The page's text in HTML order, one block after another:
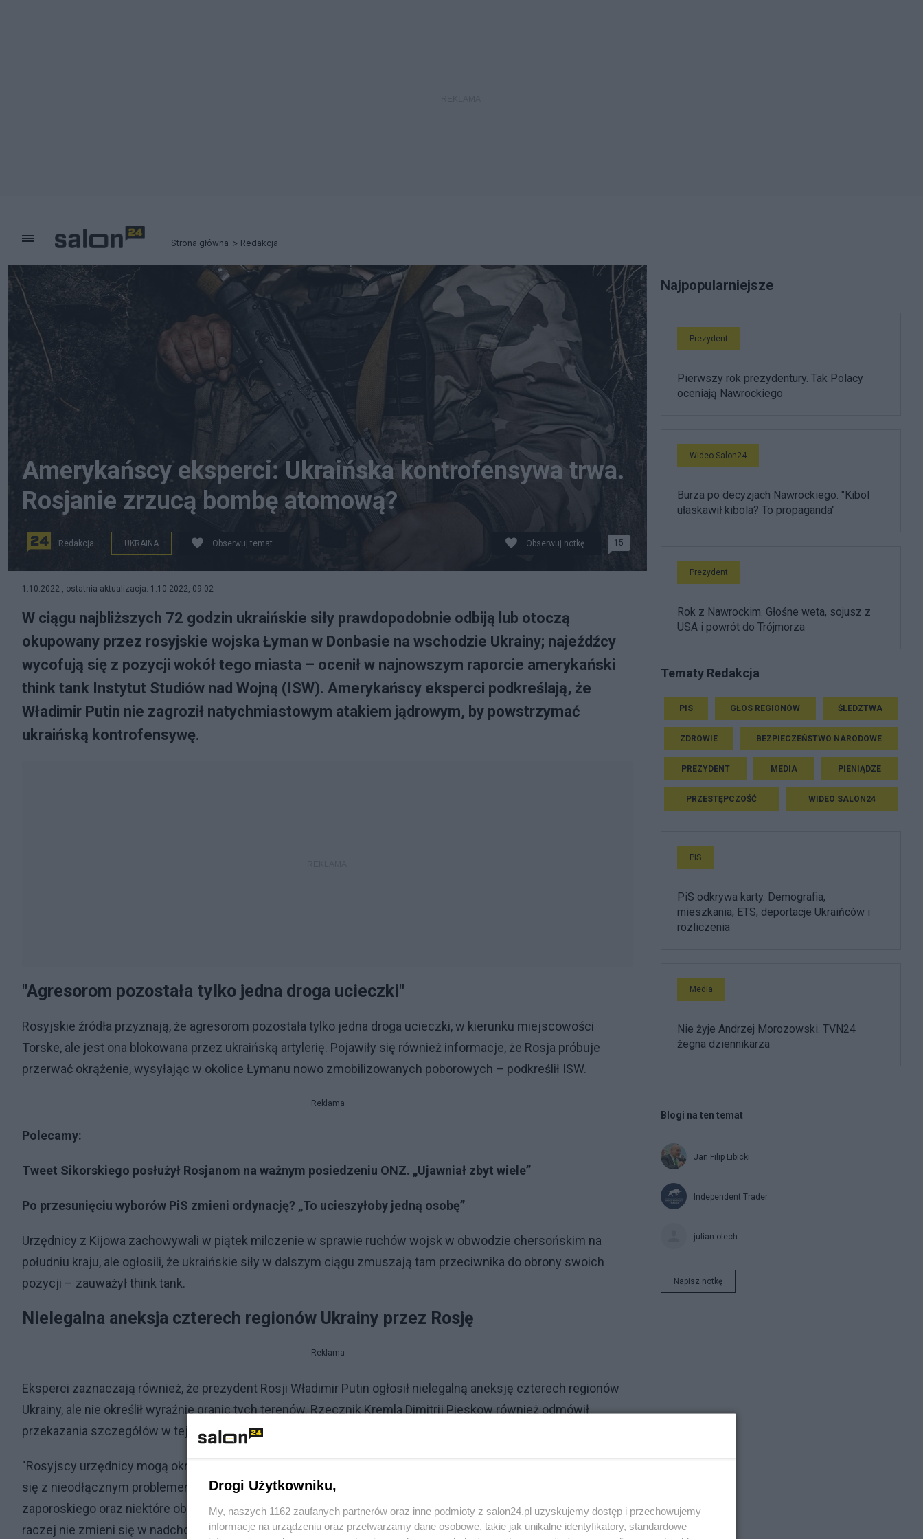
Strona główna Redakcja
Amerykańscy eksperci: Ukraińska kontrofensywa trwa.
Rosjanie zrzucą bombę atomową?
Redakcja UKRAINA Obserwuj temat Obserwuj notkę 15
1.10.2022 , ostatnia aktualizacja: 1.10.2022, 09:02
W ciągu najbliższych 72 godzin ukraińskie siły prawdopodobnie odbiją lub otoczą
okupowany przez rosyjskie wojska Łyman w Donbasie na wschodzie Ukrainy; najeźdźcy
wycofują się z pozycji wokół tego miasta – ocenił w najnowszym raporcie amerykański
think tank Instytut Studiów nad Wojną (ISW). Amerykańscy eksperci podkreślają, że
Władimir Putin nie zagroził natychmiastowym atakiem jądrowym, by powstrzymać
ukraińską kontrofensywę.
"Agresorom pozostała tylko jedna droga ucieczki"
Rosyjskie źródła przyznają, że agresorom pozostała tylko jedna droga ucieczki, w kierunku miejscowości
Torske, ale jest ona blokowana przez ukraińską artylerię. Pojawiły się również informacje, że Rosja próbuje
przerwać okrążenie, wysyłając w okolice Łymanu nowo zmobilizowanych poborowych – podkreślił ISW.
Reklama
Polecamy:
Tweet Sikorskiego posłużył Rosjanom na ważnym posiedzeniu ONZ. „Ujawniał zbyt wiele”
Po przesunięciu wyborów PiS zmieni ordynację? „To ucieszyłoby jedną osobę”
Urzędnicy z Kijowa zachowywali w piątek milczenie w sprawie ruchów wojsk w obwodzie chersońskim na
południu kraju, ale ogłosili, że ukraińskie siły w dalszym ciągu zmuszają tam przeciwnika do obrony swoich
pozycji – zauważył think tank.
Nielegalna aneksja czterech regionów Ukrainy przez Rosję
Reklama
Eksperci zaznaczają również, że prezydent Rosji Władimir Putin ogłosił nielegalną aneksję czterech regionów
Ukrainy, ale nie określił wyraźnie granic tych terenów. Rzecznik Kremla Dimitrij Pieskow również odmówił
przekazania szczegółów w tej sprawie, zapowiadając, że wszystko zostanie wyjaśnione później.
"Rosyjscy urzędnicy mogą określić te granice i przydziały administracyjne w nadchodzących dniach, ale mierzą
się z nieodłącznym problemem: siły ukraińskie wciąż kontrolują duże połacie obwodów donieckiego i
zaporoskiego oraz niektóre obszary obwodów ługańskiego i chersońskiego. To rzeczywistość wojskowa, która
raczej nie zmieni się w nadchodzących miesiącach" – ocenili analitycy ISW.
Najpopularniejsze
Prezydent
Pierwszy rok prezydentury. Tak Polacy
oceniają Nawrockiego
Wideo Salon24
Burza po decyzjach Nawrockiego. "Kibol
ułaskawił kibola? To propaganda"
Prezydent
Rok z Nawrockim. Głośne weta, sojusz z
USA i powrót do Trójmorza
Tematy Redakcja
PIS GŁOS REGIONÓW ŚLEDZTWA
ZDROWIE BEZPIECZEŃSTWO NARODOWE
PREZYDENT MEDIA PIENIĄDZE
PRZESTĘPCZOŚĆ WIDEO SALON24
PiS
PiS odkrywa karty. Demografia,
mieszkania, ETS, deportacje Ukraińców i
rozliczenia
Media
Nie żyje Andrzej Morozowski. TVN24
żegna dziennikarza
Blogi na ten temat
Jan Filip Libicki
Independent Trader
julian olech
Napisz notkę
Drogi Użytkowniku,
My, naszych 1162 zaufanych partnerów oraz inne podmioty z salon24.pl uzyskujemy dostęp i przechowujemy
informacje na urządzeniu oraz przetwarzamy dane osobowe, takie jak unikalne identyfikatory, standardowe